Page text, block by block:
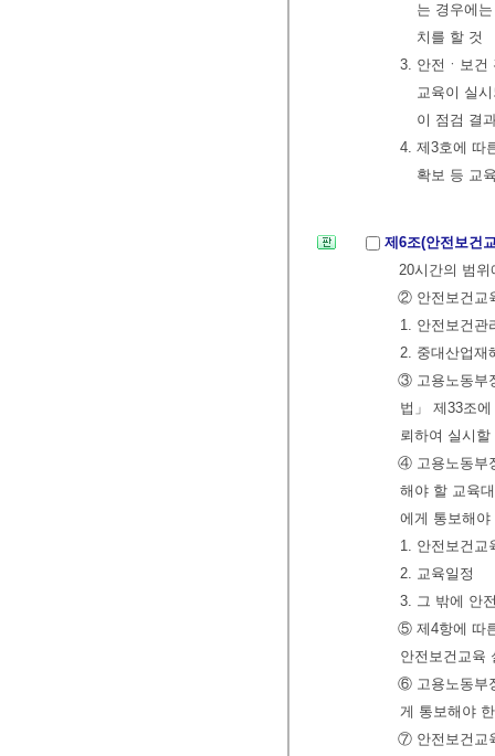
는 경우에
치를 할 것
3. 안전ㆍ보건
교육이 실
이 점검 결
4. 제3호에 따
확보 등 교
제6조(안전보건
20시간의 범
② 안전보건교
1. 안전보건관
2. 중대산업재
③ 고용노동부
법」 제33조
뢰하여 실시
④ 고용노동부
해야 할 교육
에게 통보해야
1. 안전보건교
2. 교육일정
3. 그 밖에 안
⑤ 제4항에 따
안전보건교육
⑥ 고용노동부
게 통보해야
⑦ 안전보건교